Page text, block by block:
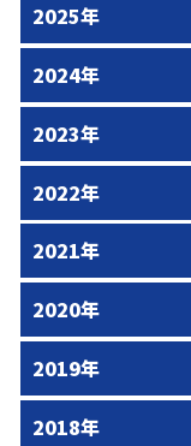
2025年
2024年
2023年
2022年
2021年
2020年
2019年
2018年